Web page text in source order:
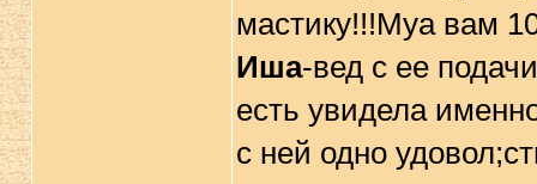
мастику!!!Муа вам
Иша-вед с ее
есть увидела
с ней одно